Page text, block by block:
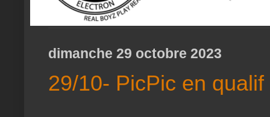
dimanche 29 octobre 2023
29/10- PicPic en qualif